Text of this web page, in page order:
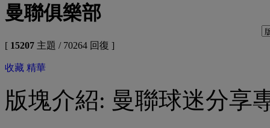
曼聯俱樂部
[ 15207 主題 / 70264 回復 ]
收藏 精華
版塊介紹: 曼聯球迷分享